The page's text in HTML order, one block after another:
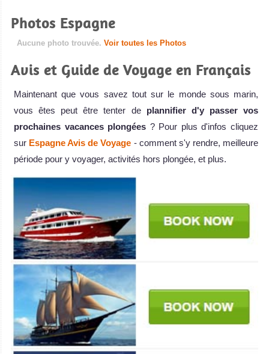
Photos Espagne
Aucune photo trouvée. Voir toutes les Photos
Avis et Guide de Voyage en Français
Maintenant que vous savez tout sur le monde sous marin,
vous êtes peut être tenter de plannifier d'y passer vos
prochaines vacances plongées ? Pour plus d'infos cliquez
sur Espagne Avis de Voyage - comment s'y rendre, meilleure
période pour y voyager, activités hors plongée, et plus.